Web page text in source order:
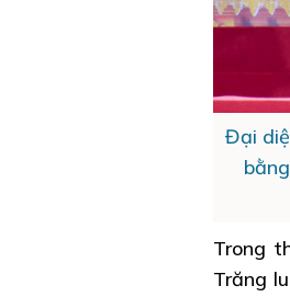
Đại
Trong
Trăng